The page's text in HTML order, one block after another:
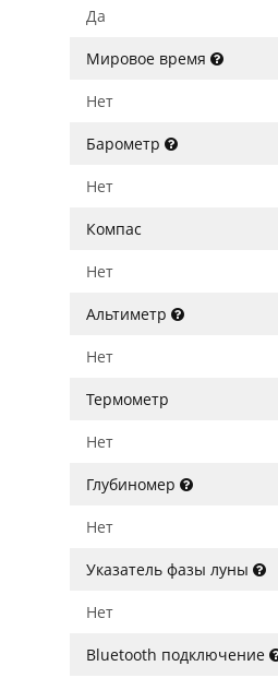
Да
Мировое время
Нет
Барометр
Нет
Компас
Нет
Альтиметр
Нет
Термометр
Нет
Глубиномер
Нет
Указатель фазы луны
Нет
Bluetooth подключение